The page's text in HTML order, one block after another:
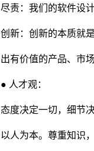
尽责：我们的软件设
创新：创新的本质就
出有价值的产品、市
● 人才观：
态度决定一切，细节
以人为本。尊重知识